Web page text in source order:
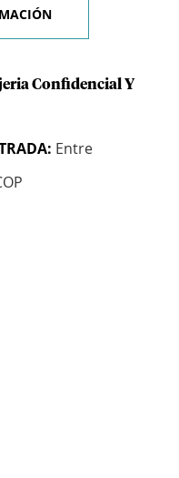
Confidencial Y
Entre